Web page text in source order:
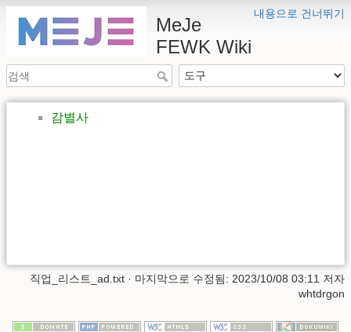
내용으로 건너뛰기
MeJe
FEWK Wiki
감별사
직업_리스트_ad.txt · 마지막으로 수정됨: 2023/10/08 03:11 저자
whtdrgon